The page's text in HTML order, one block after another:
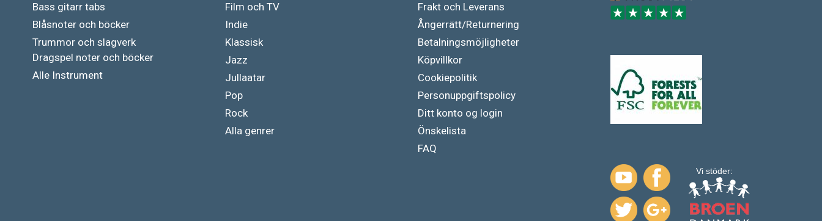
Bass gitarr tabs
Blåsnoter och böcker
Trummor och slagverk
Dragspel noter och böcker
Alle Instrument
Film och TV
Indie
Klassisk
Jazz
Jullaatar
Pop
Rock
Alla genrer
Frakt och Leverans
Ångerrätt/Returnering
Betalningsmöjligheter
Köpvillkor
Cookiepolitik
Personuppgiftspolicy
Ditt konto og login
Önskelista
FAQ
Vi stöder: